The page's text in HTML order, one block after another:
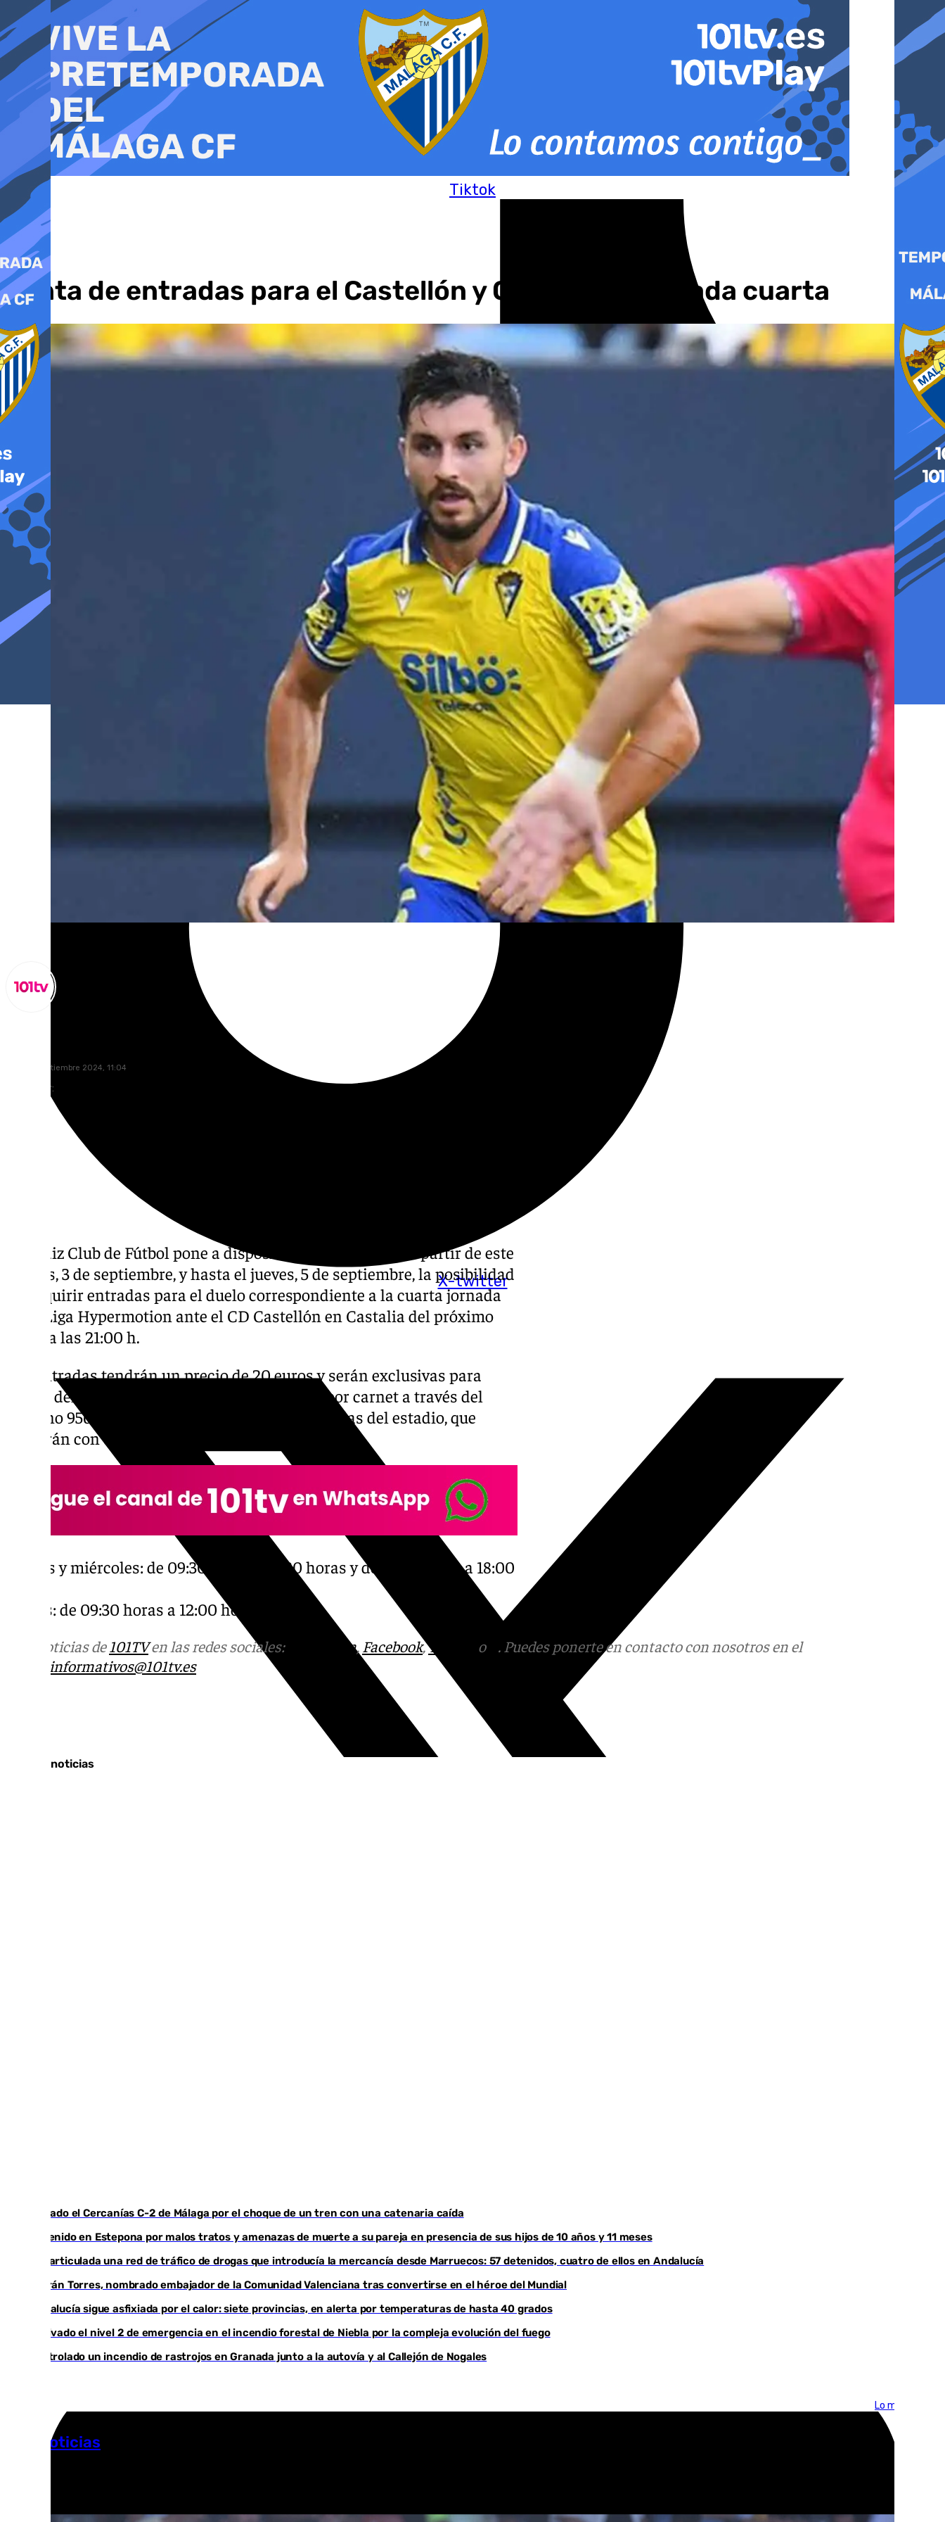
al
contenido
Tiktok
X-twitter
Youtube
Venta de entradas para el Castellón y Cádiz de la jornada cuarta
lunes, 2 septiembre 2024, 11:04
Compartir:
El Cádiz Club de Fútbol pone a disposición de sus socios, a partir de este
martes, 3 de septiembre, y hasta el jueves, 5 de septiembre, la posibilidad
de adquirir entradas para el duelo correspondiente a la cuarta jornada
de LaLiga Hypermotion ante el CD Castellón en Castalia del próximo
lunes a las 21:00 h.
Las entradas tendrán un precio de 20 euros y serán exclusivas para
socios del Cádiz CF, que podrán comprar una por carnet a través del
teléfono 956.00.00.11 y físicamente en las taquillas del estadio, que
contarán con el siguiente horario:
Martes y miércoles: de 09:30 horas a 14:30 horas y de 15:30 horas a 18:00
Jueves: de 09:30 horas a 12:00 horas.
Más noticias de 101TVen las redes sociales: Instagram, Facebook,Tik Tok o
. Puedes ponerte en contacto con nosotros en el
informativos@101tv.es
Últimas noticias
Cortado el Cercanías C-2 de Málaga por el choque de un tren con una catenaria caída
Detenido en Estepona por malos tratos y amenazas de muerte a su pareja en presencia de sus hijos de 10 años y 11 meses
Desarticulada una red de tráfico de drogas que introducía la mercancía desde Marruecos: 57 detenidos, cuatro de ellos en Andalucía
Ferrán Torres, nombrado embajador de la Comunidad Valenciana tras convertirse en el héroe del Mundial
Andalucía sigue asfixiada por el calor: siete provincias, en alerta por temperaturas de hasta 40 grados
Activado el nivel 2 de emergencia en el incendio forestal de Niebla por la compleja evolución del fuego
Controlado un incendio de rastrojos en Granada junto a la autovía y al Callejón de Nogales
Lo más visto >
Más noticias